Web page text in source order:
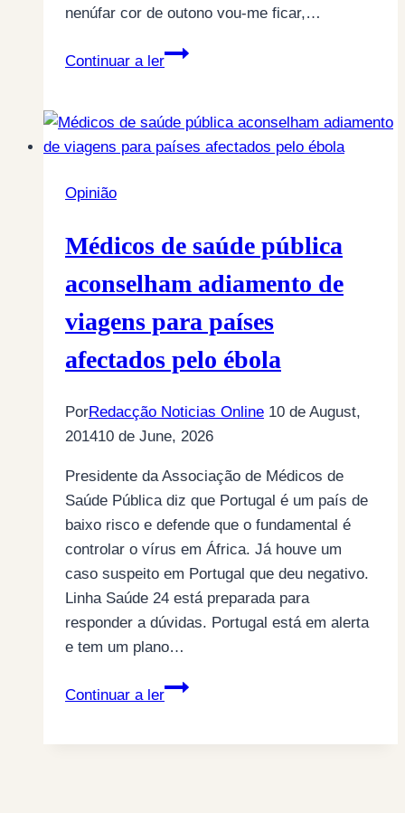
nenúfar cor de outono vou-me ficar,…
Continuar a ler
John
presidente
americano,
de
escravizar
uma
Nação.
é
espada,
outra
através
da
dívida”.
discurso
em
1826.
Ferreira)
Opinião
Médicos de saúde pública
aconselham adiamento de
viagens para países
afectados pelo ébola
PorRedacção Noticias Online 10 de August,
201410 de June, 2026
Presidente da Associação de Médicos de
Saúde Pública diz que Portugal é um país de
baixo risco e defende que o fundamental é
controlar o vírus em África. Já houve um
caso suspeito em Portugal que deu negativo.
Linha Saúde 24 está preparada para
responder a dúvidas. Portugal está em alerta
e tem um plano…
Continuar a ler
Médicos